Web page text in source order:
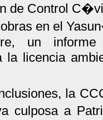
de Control
en el
un informe
la licencia
la
culposa a